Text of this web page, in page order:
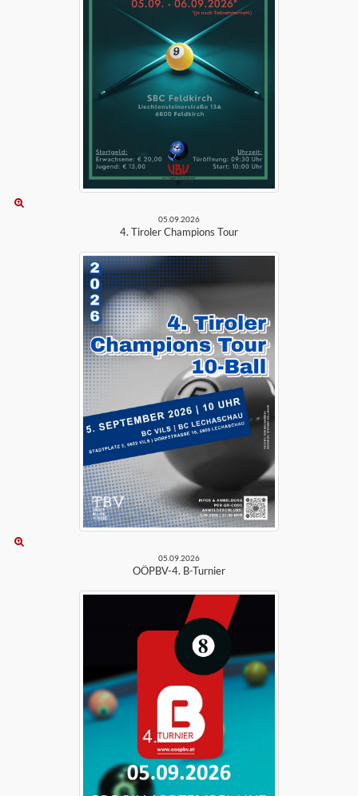
05.09.2026
4. Tiroler Champions Tour
05.09.2026
OÖPBV-4. B-Turnier